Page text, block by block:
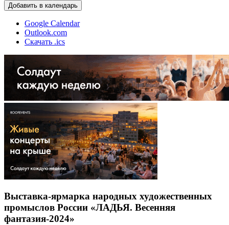
Добавить в календарь
Google Calendar
Outlook.com
Скачать .ics
Выставка-ярмарка народных художественных
промыслов России «ЛАДЬЯ. Весенняя
фантазия-2024»